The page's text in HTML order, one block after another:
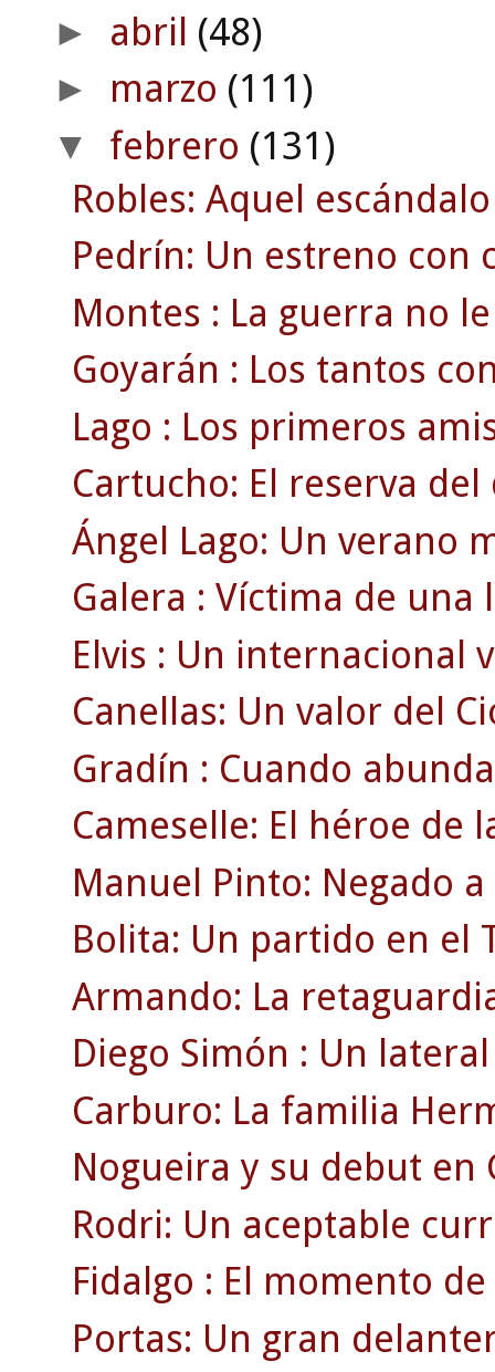
► abril (48)
► marzo (111)
▼ febrero (131)
Robles: Aquel
Pedrín: Un estreno con
Montes : La guerra no
Goyarán : Los tantos
Lago : Los primeros
Cartucho: El reserva
Ángel Lago: Un verano
Galera : Víctima de
Elvis : Un internacional
Canellas: Un valor del
Gradín : Cuando
Cameselle: El héroe de
Manuel Pinto: Negado
Bolita: Un partido en el
Armando: La
Diego Simón : Un
Carburo: La familia
Nogueira y su debut en
Rodri: Un aceptable
Fidalgo : El momento
Portas: Un gran